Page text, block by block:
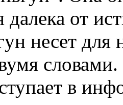
от
несет для
словами.
в